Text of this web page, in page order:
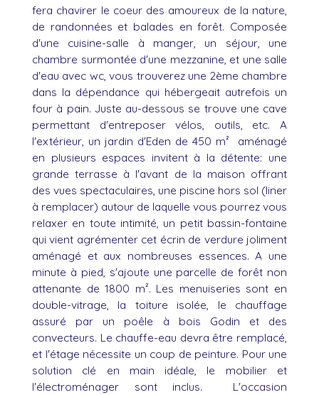
fera chavirer le coeur des amoureux de la nature,
de randonnées et balades en forêt. Composée
d'une cuisine-salle à manger, un séjour, une
chambre surmontée d'une mezzanine, et une salle
d'eau avec wc, vous trouverez une 2ème chambre
dans la dépendance qui hébergeait autrefois un
four à pain. Juste au-dessous se trouve une cave
permettant d'entreposer vélos, outils, etc. A
l'extérieur, un jardin d'Eden de 450 m² aménagé
en plusieurs espaces invitent à la détente: une
grande terrasse à l'avant de la maison offrant
des vues spectaculaires, une piscine hors sol (liner
à remplacer) autour de laquelle vous pourrez vous
relaxer en toute intimité, un petit bassin-fontaine
qui vient agrémenter cet écrin de verdure joliment
aménagé et aux nombreuses essences. A une
minute à pied, s'ajoute une parcelle de forêt non
attenante de 1800 m². Les menuiseries sont en
double-vitrage, la toiture isolée, le chauffage
assuré par un poêle à bois Godin et des
convecteurs. Le chauffe-eau devra être remplacé,
et l'étage nécessite un coup de peinture. Pour une
solution clé en main idéale, le mobilier et
l'électroménager sont inclus. L'occasion